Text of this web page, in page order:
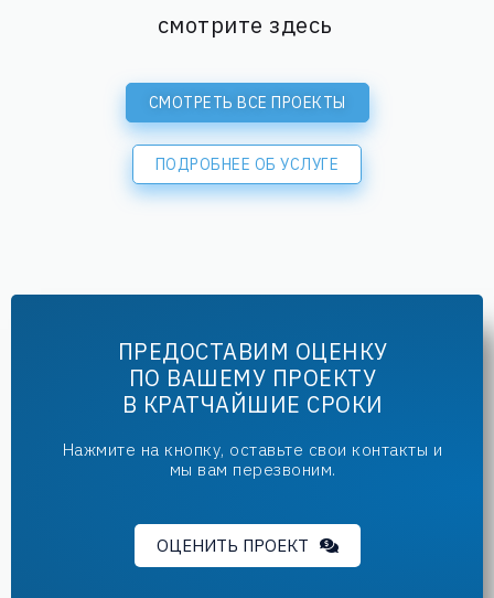
смотрите здесь
СМОТРЕТЬ ВСЕ ПРОЕКТЫ
ПОДРОБНЕЕ ОБ УСЛУГЕ
ПРЕДОСТАВИМ ОЦЕНКУ
ПО ВАШЕМУ ПРОЕКТУ
В КРАТЧАЙШИЕ СРОКИ
Нажмите на кнопку, оставьте свои контакты и
мы вам перезвоним.
ОЦЕНИТЬ ПРОЕКТ